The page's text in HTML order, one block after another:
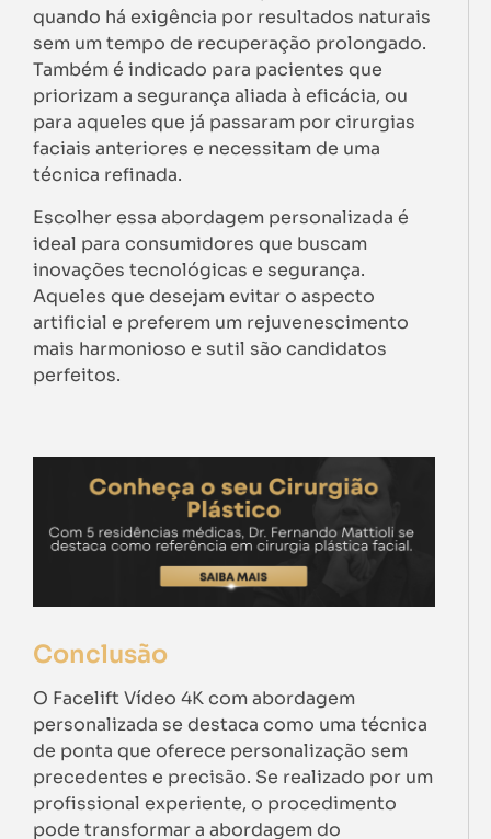
quando há exigência por resultados naturais
sem um tempo de recuperação prolongado.
Também é indicado para pacientes que
priorizam a segurança aliada à eficácia, ou
para aqueles que já passaram por cirurgias
faciais anteriores e necessitam de uma
técnica refinada.
Escolher essa abordagem personalizada é
ideal para consumidores que buscam
inovações tecnológicas e segurança.
Aqueles que desejam evitar o aspecto
artificial e preferem um rejuvenescimento
mais harmonioso e sutil são candidatos
perfeitos.
Conclusão
O Facelift Vídeo 4K com abordagem
personalizada se destaca como uma técnica
de ponta que oferece personalização sem
precedentes e precisão. Se realizado por um
profissional experiente, o procedimento
pode transformar a abordagem do